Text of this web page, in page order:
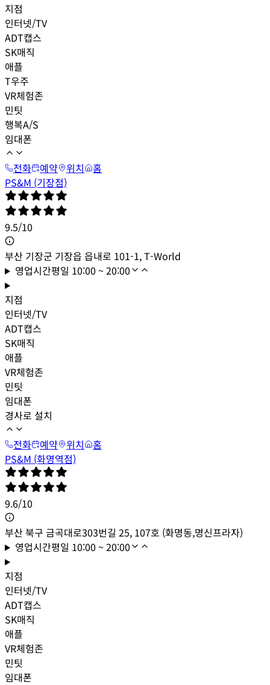
지점
인터넷/TV
ADT캡스
SK매직
애플
T우주
VR체험존
민팃
행복A/S
임대폰
전화
예약 위치
홈
PS&M (기장점)
9.5/10
부산 기장군 기장읍 읍내로 101-1, T-World
영업시간평일 10:00 ~ 20:00
지점
인터넷/TV
ADT캡스
SK매직
애플
VR체험존
민팃
임대폰
경사로 설치
전화
예약 위치
홈
PS&M (화명역점)
9.6/10
부산 북구 금곡대로303번길 25, 107호 (화명동,명신프라자)
영업시간평일 10:00 ~ 20:00
지점
인터넷/TV
ADT캡스
SK매직
애플
VR체험존
민팃
임대폰